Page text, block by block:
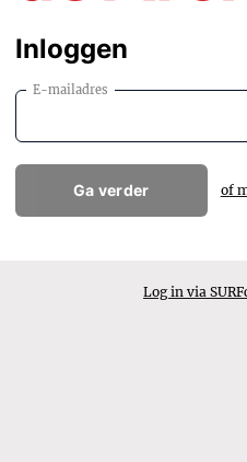
Inloggen
E-mailadres
Ga verder of
Log in via